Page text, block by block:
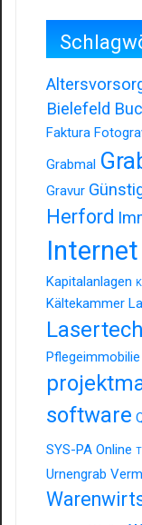
Bielefeld
Faktura
Grabmal
Gravur
Herford
Internet
Kapitalanlagen
Kältekammer
Pflegeimmobilie
software
SYS-PA Online
Urnengrab